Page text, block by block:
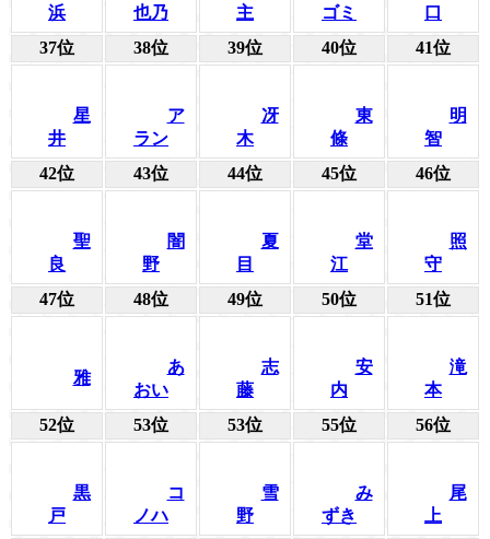
浜
也乃
主
ゴミ
口
37位
38位 39位 40位 41位
星
井
ア
ラン
冴
木
東
條
明
智
42位
43位 44位 45位 46位
聖
良
闇
野
夏
目
堂
江
照
守
47位
48位 49位 50位 51位
雅
あ
おい
志
藤
安
内
滝
本
52位
53位 53位 55位 56位
黒
戸
コ
ノハ
雪
野
み
ずき
尾
上